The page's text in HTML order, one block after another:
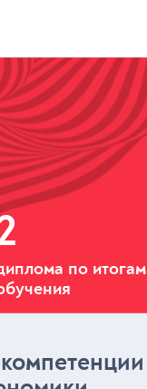
по итогам